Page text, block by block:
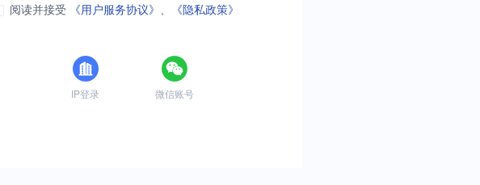
阅读并接受 《用户服务协议》 、 《隐私政策》
IP登录 微信账号